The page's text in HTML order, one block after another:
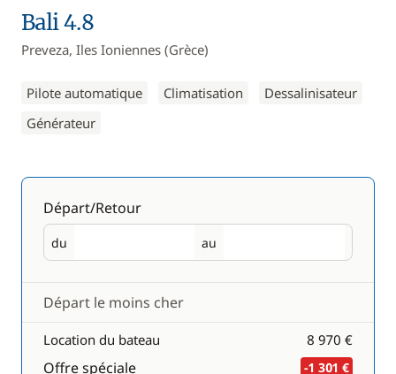
Bali 4.8
Preveza, Iles Ioniennes (Grèce)
Pilote automatique Climatisation
Dessalinisateur
Générateur
Départ/Retour
du
Départ au
Retour
Départ le moins cher
Location du bateau 8 970 €
Offre spéciale -1 301 €